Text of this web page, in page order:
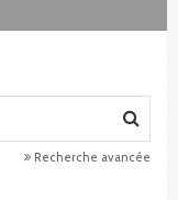
Recherche avancée